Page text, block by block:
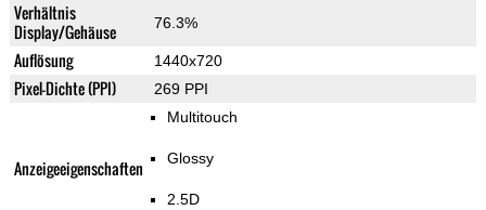
Verhältnis
Display/Gehäuse
76.3%
Auflösung 1440x720
Pixel-Dichte (PPI) 269 PPI
Anzeigeeigenschaften
Multitouch
Glossy
2.5D